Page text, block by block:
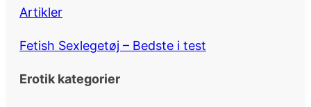
Artikler
Fetish Sexlegetøj – Bedste i test
Erotik kategorier